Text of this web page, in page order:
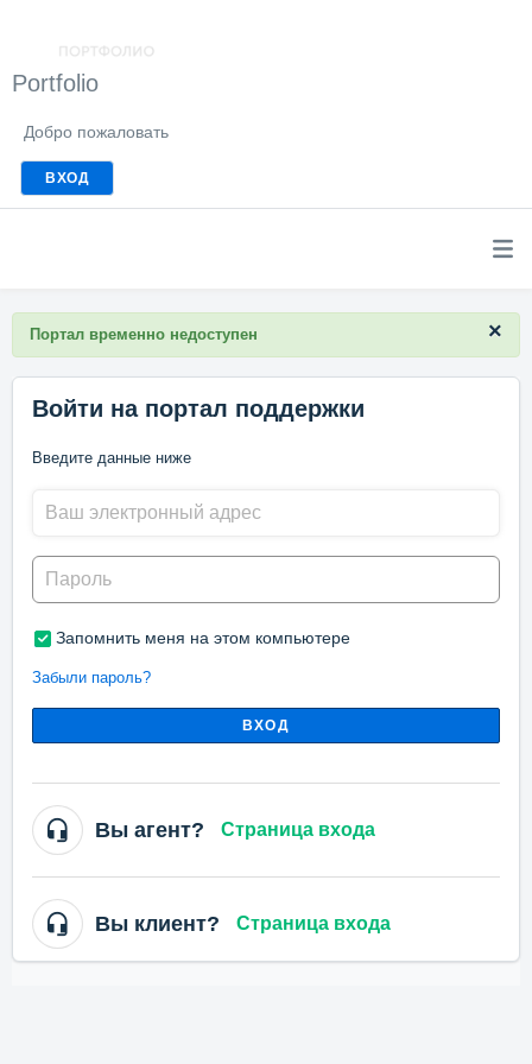
Portfolio
Добро пожаловать
ВХОД
×
Портал временно недоступен
Войти на портал поддержки
Введите данные ниже
Запомнить меня на этом компьютере
Забыли пароль?
ВХОД
Вы агент? Страница входа
Вы клиент? Страница входа